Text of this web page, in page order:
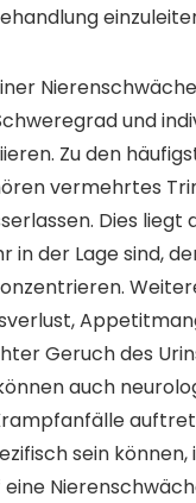
Nierenschwäche
und
Zu den
vermehrtes
Dies liegt
in der Lage sind,
Geruch des
auch
sein können,